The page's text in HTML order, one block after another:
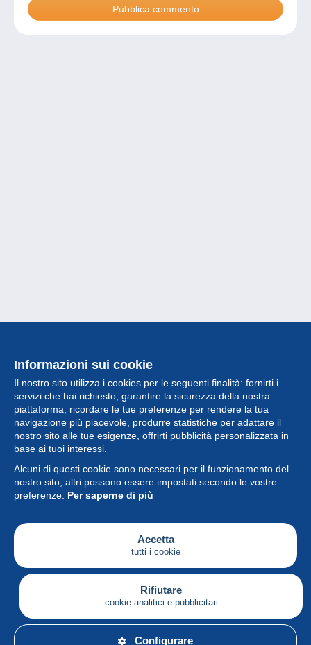
Informazioni sui cookie
Il nostro sito utilizza i cookies per le seguenti finalità: fornirti i
servizi che hai richiesto, garantire la sicurezza della nostra
piattaforma, ricordare le tue preferenze per rendere la tua
navigazione più piacevole, produrre statistiche per adattare il
nostro sito alle tue esigenze, offrirti pubblicità personalizzata in
base ai tuoi interessi.
Alcuni di questi cookie sono necessari per il funzionamento del
nostro sito, altri possono essere impostati secondo le vostre
preferenze. Per saperne di più
Accetta
tutti i cookie
Rifiutare
cookie analitici e pubblicitari
Configurare
Collezione
Novità
Funzione
Società
Servizi
Sta scrivendo
Italiano